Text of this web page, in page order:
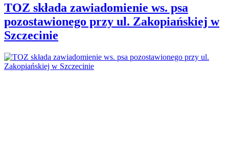
TOZ składa zawiadomienie ws. psa
pozostawionego przy ul. Zakopiańskiej w
Szczecinie